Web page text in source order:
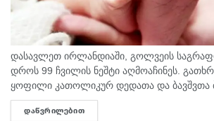
დასავლეთ ირლანდიაში, გოლვეის
დროს 99 ჩვილის ნეშტი აღმოაჩინეს.
ყოფილი კათოლიკურ დედათა და ბავშვთა
ადგილას მიმდინარეობს. გათხრების
გამოაცხადა. სპეციალისტებმა დამცავი
ᲓᲐᲬᲕᲠᲘᲚᲔᲑᲘᲗ